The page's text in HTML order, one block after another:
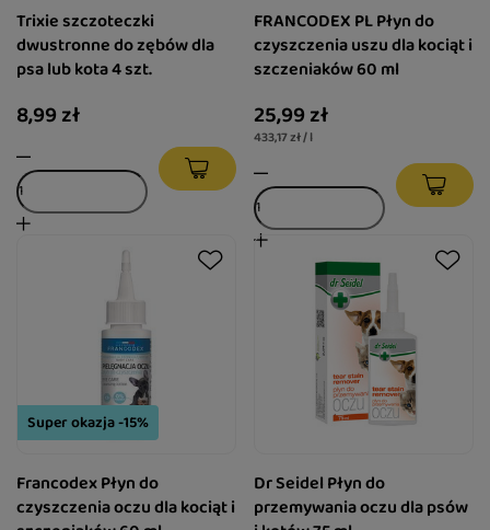
Trixie szczoteczki
dwustronne do zębów dla
psa lub kota 4 szt.
8,99 zł
FRANCODEX PL Płyn do
czyszczenia uszu dla kociąt i
szczeniaków 60 ml
25,99 zł
433,17 zł / l
Super okazja -15%
Francodex Płyn do
czyszczenia oczu dla kociąt i
Dr Seidel Płyn do
przemywania oczu dla psów